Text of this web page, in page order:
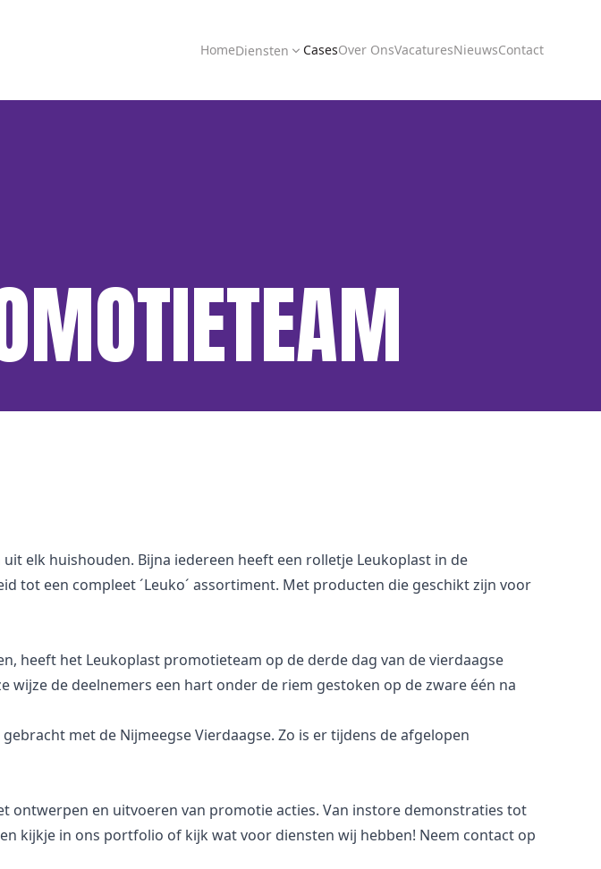
HomeDiensten CasesOver OnsVacaturesNieuwsContact
elk huishouden. Bijna iedereen heeft een rolletje Leukoplast in de
tot een compleet ´Leuko´ assortiment. Met producten die geschikt zijn voor
heeft het Leukoplast promotieteam op de derde dag van de vierdaagse
de deelnemers een hart onder de riem gestoken op de zware één na
met de Nijmeegse Vierdaagse. Zo is er tijdens de afgelopen
ontwerpen en uitvoeren van promotie acties. Van instore demonstraties tot
kijkje in ons portfolio of kijk wat voor diensten wij hebben! Neem contact op